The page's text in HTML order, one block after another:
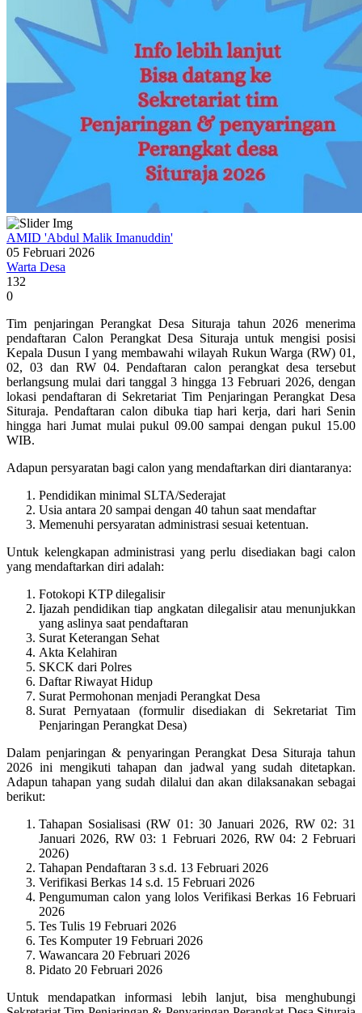
AMID 'Abdul Malik Imanuddin'
05 Februari 2026
Warta Desa
132
0
Tim penjaringan Perangkat Desa Situraja tahun 2026 menerima
pendaftaran Calon Perangkat Desa Situraja untuk mengisi posisi
Kepala Dusun I yang membawahi wilayah Rukun Warga (RW) 01,
02, 03 dan RW 04. Pendaftaran calon perangkat desa tersebut
berlangsung mulai dari tanggal 3 hingga 13 Februari 2026, dengan
lokasi pendaftaran di Sekretariat Tim Penjaringan Perangkat Desa
Situraja. Pendaftaran calon dibuka tiap hari kerja, dari hari Senin
hingga hari Jumat mulai pukul 09.00 sampai dengan pukul 15.00
WIB.
Adapun persyaratan bagi calon yang mendaftarkan diri diantaranya:
Pendidikan minimal SLTA/Sederajat
Usia antara 20 sampai dengan 40 tahun saat mendaftar
Memenuhi persyaratan administrasi sesuai ketentuan.
Untuk kelengkapan administrasi yang perlu disediakan bagi calon
yang mendaftarkan diri adalah:
Fotokopi KTP dilegalisir
Ijazah pendidikan tiap angkatan dilegalisir atau menunjukkan
yang aslinya saat pendaftaran
Surat Keterangan Sehat
Akta Kelahiran
SKCK dari Polres
Daftar Riwayat Hidup
Surat Permohonan menjadi Perangkat Desa
Surat Pernyataan (formulir disediakan di Sekretariat Tim
Penjaringan Perangkat Desa)
Dalam penjaringan & penyaringan Perangkat Desa Situraja tahun
2026 ini mengikuti tahapan dan jadwal yang sudah ditetapkan.
Adapun tahapan yang sudah dilalui dan akan dilaksanakan sebagai
berikut:
Tahapan Sosialisasi (RW 01: 30 Januari 2026, RW 02: 31
Januari 2026, RW 03: 1 Februari 2026, RW 04: 2 Februari
2026)
Tahapan Pendaftaran 3 s.d. 13 Februari 2026
Verifikasi Berkas 14 s.d. 15 Februari 2026
Pengumuman calon yang lolos Verifikasi Berkas 16 Februari
2026
Tes Tulis 19 Februari 2026
Tes Komputer 19 Februari 2026
Wawancara 20 Februari 2026
Pidato 20 Februari 2026
Untuk mendapatkan informasi lebih lanjut, bisa menghubungi